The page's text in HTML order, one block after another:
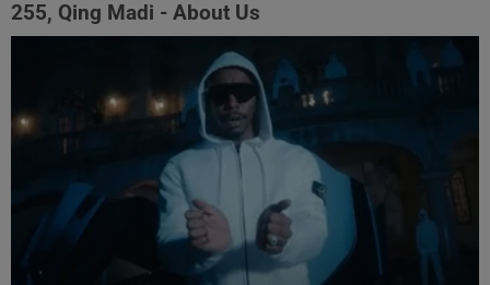
255, Qing Madi - About Us